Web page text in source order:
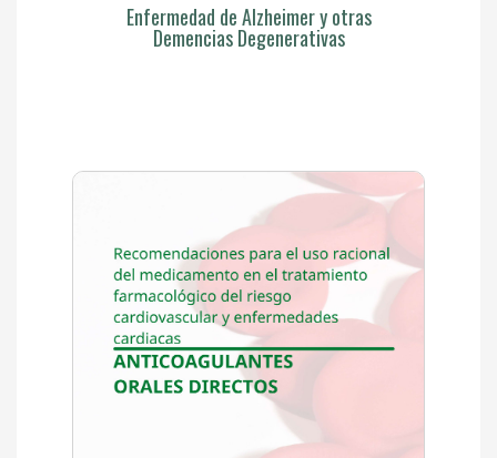
Enfermedad de Alzheimer y otras
Demencias Degenerativas